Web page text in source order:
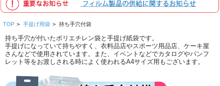
TOP > 手提げ用袋 > 持ち手穴付袋
持ち手穴が付いたポリエチレン袋と手提げ紙袋です。
手提げになっていて持ちやすく、衣料品店やスポーツ用品店、ケーキ屋
さんなどで使用されています。また、イベントなどでカタログやパンフ
レット等をお渡しされる時によく使われるA4サイズ用もございます。